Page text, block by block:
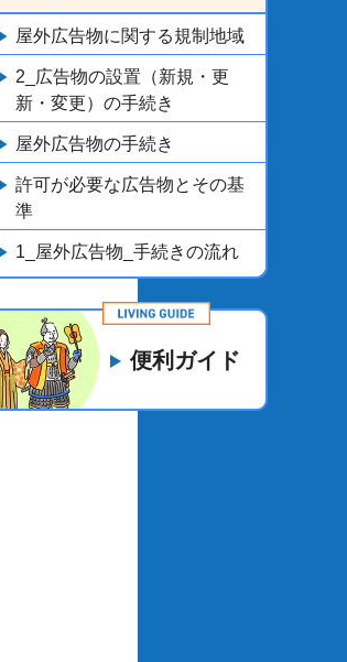
屋外広告物に関する規制地域
2_広告物の設置（新規・更
新・変更）の手続き
屋外広告物の手続き
許可が必要な広告物とその基
準
1_屋外広告物_手続きの流れ
便利ガイド